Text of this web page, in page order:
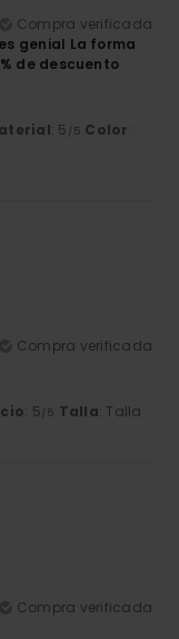
Compra verificada
genial La forma
de descuento
: 5 /5 Color:
Compra verificada
: 5/5 Talla: Talla
Compra verificada